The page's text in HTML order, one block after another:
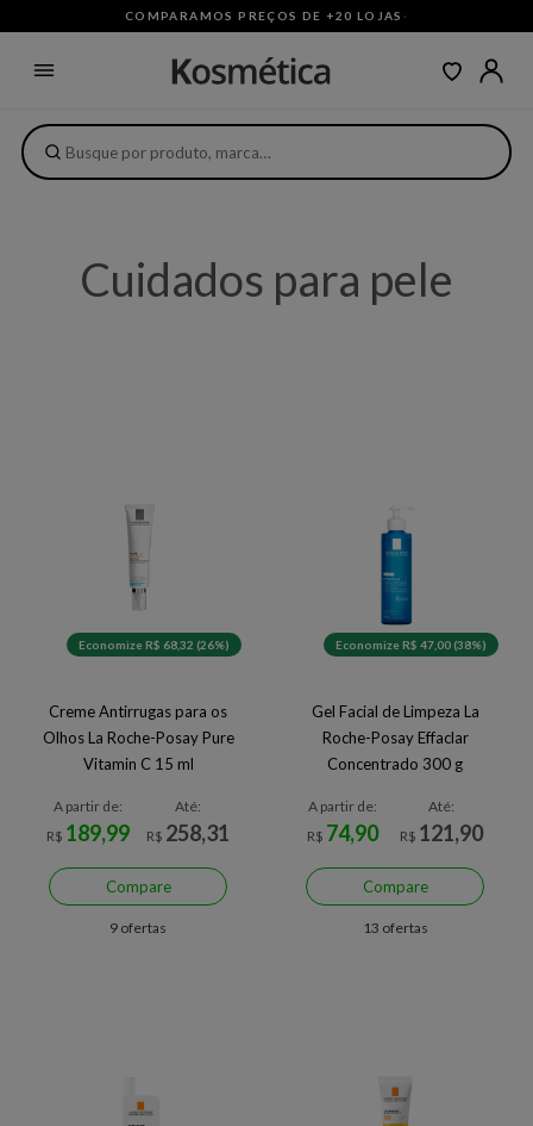
COMPARAMOS PREÇOS DE +20 LOJAS ·
Cuidados para pele
Economize R$ 68,32 (26%)
Creme Antirrugas para os
Olhos La Roche-Posay Pure
Vitamin C 15 ml
A partir de:
R$ 189,99
Até:
R$ 258,31
Compare
9 ofertas
Economize R$ 47,00 (38%)
Gel Facial de Limpeza La
Roche-Posay Effaclar
Concentrado 300 g
A partir de:
R$ 74,90
Até:
R$ 121,90
Compare
13 ofertas